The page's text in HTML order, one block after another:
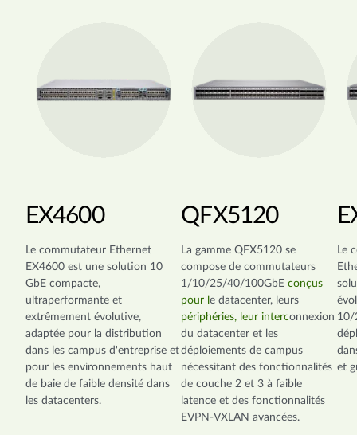
EX4600
Le commutateur Ethernet
EX4600 est une solution 10
GbE compacte,
ultraperformante et
extrêmement évolutive,
adaptée pour la distribution
dans les campus d'entreprise et
pour les environnements haut
de baie de faible densité dans
les datacenters.
QFX5120
La gamme QFX5120 se
compose de commutateurs
1/10/25/40/100GbEconçus
pour le datacenter, leurs
périphéries, leur interconnexion
du datacenter et les
déploiements de campus
nécessitant des fonctionnalités
de couche 2 et 3 à faible
latence et des fonctionnalités
EVPN-VXLAN avancées.
Le
10/
et